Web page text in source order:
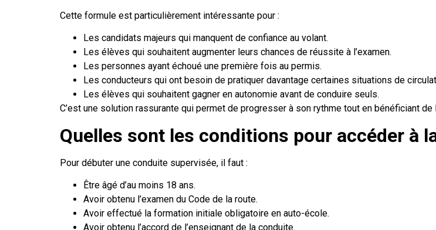
Cette formule est particulièrement intéressante pour :
Les candidats majeurs qui manquent de confiance au volant.
Les élèves qui souhaitent augmenter leurs chances de réussite à l’examen.
Les personnes ayant échoué une première fois au permis.
Les conducteurs qui ont besoin de pratiquer davantage certaines situations de
Les élèves qui souhaitent gagner en autonomie avant de conduire seuls.
C’est une solution rassurante qui permet de progresser à son rythme tout en bénéficiant de
Quelles sont les conditions pour accéder à
Pour débuter une conduite supervisée, il faut :
Être âgé d’au moins 18 ans.
Avoir obtenu l’examen du Code de la route.
Avoir effectué la formation initiale obligatoire en auto-école.
Avoir obtenu l’accord de l’enseignant de la conduite.